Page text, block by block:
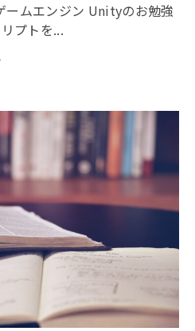
ームエンジン Unityのお勉強
プトを...